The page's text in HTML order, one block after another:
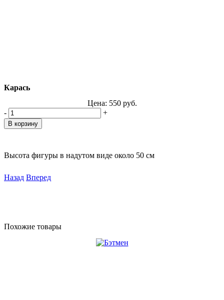
Карась
Цена: 550 руб.
-
+
Высота фигуры в надутом виде около 50 см
Назад Вперед
Похожие товары